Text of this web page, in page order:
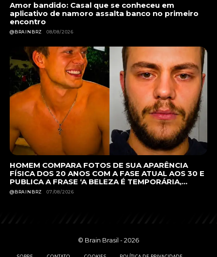
Amor bandido: Casal que se conheceu em
aplicativo de namoro assalta banco no primeiro
encontro
@BRAINBRZ 08/08/2026
HOMEM COMPARA FOTOS DE SUA APARÊNCIA
FÍSICA DOS 20 ANOS COM A FASE ATUAL AOS 30 E
PUBLICA A FRASE ‘A BELEZA É TEMPORÁRIA,...
@BRAINBRZ 07/08/2026
© Brain Brasil - 2026